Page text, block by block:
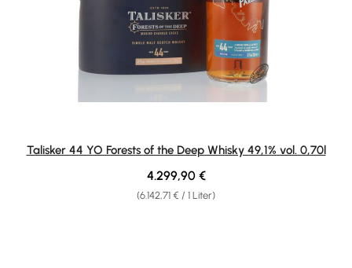
Talisker 44 YO Forests of the Deep Whisky 49,1% vol. 0,70l
(6.142,71 € / 1 Liter)
Regulärer Preis:
4.299,90 €